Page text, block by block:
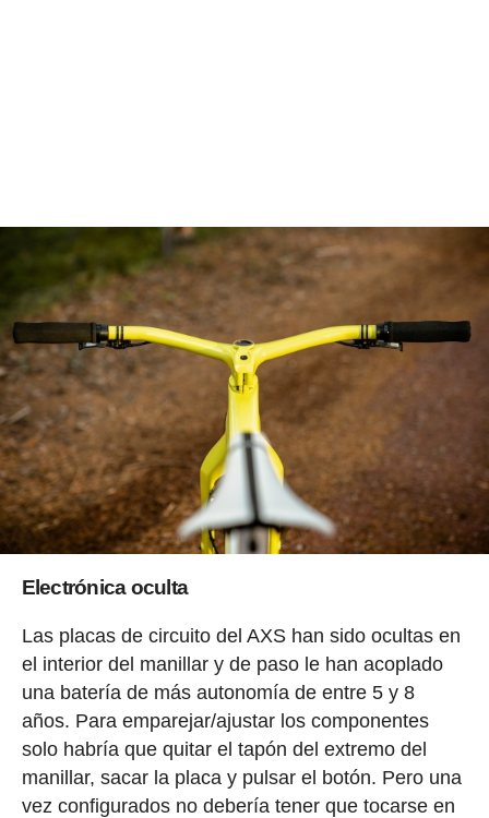
Electrónica oculta
Las placas de circuito del AXS han sido ocultas en
el interior del manillar y de paso le han acoplado
una batería de más autonomía de entre 5 y 8
años. Para emparejar/ajustar los componentes
solo habría que quitar el tapón del extremo del
manillar, sacar la placa y pulsar el botón. Pero una
vez configurados no debería tener que tocarse en